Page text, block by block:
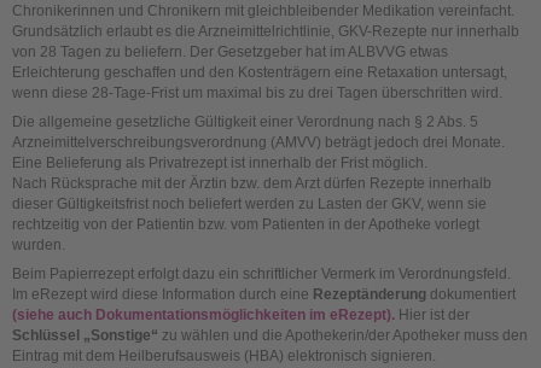
Chronikerinnen und Chronikern mit gleichbleibender Medikation vereinfacht.
Grundsätzlich erlaubt es die Arzneimittelrichtlinie, GKV-Rezepte nur innerhalb
von 28 Tagen zu beliefern. Der Gesetzgeber hat im ALBVVG etwas
Erleichterung geschaffen und den Kostenträgern eine Retaxation untersagt,
wenn diese 28-Tage-Frist um maximal bis zu drei Tagen überschritten wird.
Die allgemeine gesetzliche Gültigkeit einer Verordnung nach § 2 Abs. 5
Arzneimittelverschreibungsverordnung (AMVV) beträgt jedoch drei Monate.
Eine Belieferung als Privatrezept ist innerhalb der Frist möglich.
Nach Rücksprache mit der Ärztin bzw. dem Arzt dürfen Rezepte innerhalb
dieser Gültigkeitsfrist noch beliefert werden zu Lasten der GKV, wenn sie
rechtzeitig von der Patientin bzw. vom Patienten in der Apotheke vorlegt
wurden.
Beim Papierrezept erfolgt dazu ein schriftlicher Vermerk im Verordnungsfeld.
Im eRezept wird diese Information durch eine Rezeptänderung dokumentiert
(siehe auch Dokumentationsmöglichkeiten im eRezept). Hier ist der
Schlüssel „Sonstige“ zu wählen und die Apothekerin/der Apotheker muss den
Eintrag mit dem Heilberufsausweis (HBA) elektronisch signieren.